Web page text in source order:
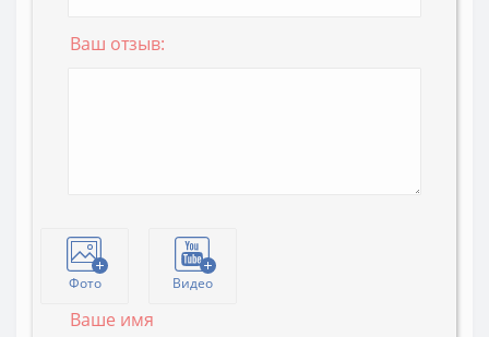
Ваш отзыв:
Фото Видео
Ваше имя